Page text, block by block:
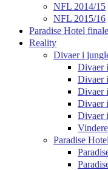
NFL 2014/15
NFL 2015/16
Paradise Hotel
Reality
Divaer i
Divaer
Divaer
Divaer
Divaer
Divaer
Paradise